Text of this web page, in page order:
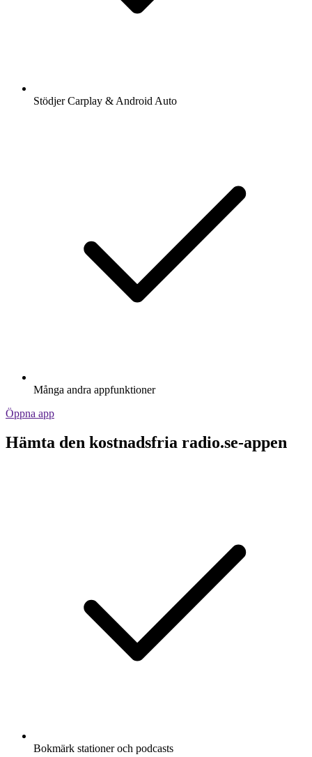
Stödjer Carplay & Android Auto
Många andra appfunktioner
Öppna app
Hämta den kostnadsfria radio.se-appen
Bokmärk stationer och podcasts